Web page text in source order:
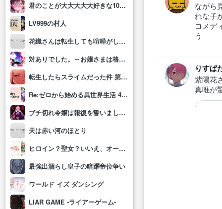
君のことが大大大大大好きな100人の彼女(第3期)
LV999の村人
花織さんは転生しても喧嘩がしたい
対ありでした。～お嬢さまは格闘ゲームなんてしない～
転生したらスライムだった件 第4期
Re:ゼロから始める異世界生活 4th season
ブチ切れ令嬢は報復を誓いました。 ～魔導書の力で祖国を叩き潰します～
天は赤い河のほとり
ヒロイン？聖女？いいえ、オールワークスメイドです(誇)！
最強出涸らし皇子の暗躍帝位争い
ワールド イズ ダンシング
LIAR GAME -ライアーゲーム-
ながら
れな子
コメデ
う
りすぱ
紫陽花
真唯が